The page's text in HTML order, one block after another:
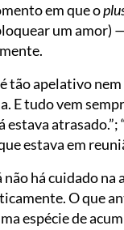
em que o
um amor)
é tão apelativo
E tudo vem
atrasado.”;
estava em
há cuidado na
O que
espécie de